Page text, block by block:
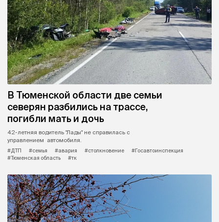
В Тюменской области две семьи
северян разбились на трассе,
погибли мать и дочь
42-летняя водитель "Лады" не справилась с
управлением автомобиля.
#ДТП
#семья #авария #столкновение
#Госавтоинспекция
#Тюменская область
#тк